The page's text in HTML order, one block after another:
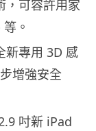
，可容許用家
。
新專用 3D 感
增強安全
吋新 iPad